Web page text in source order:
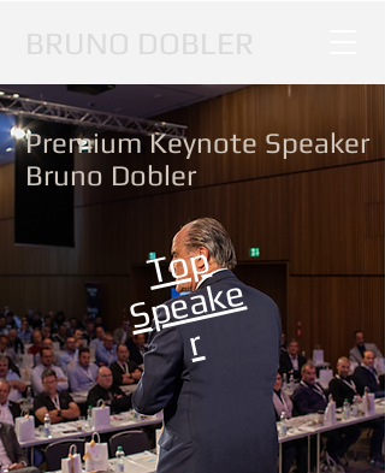
BRUNO DOBLER
Premium Keynote Speaker
Bruno Dobler
Top
S
p
e
a
k
e
r